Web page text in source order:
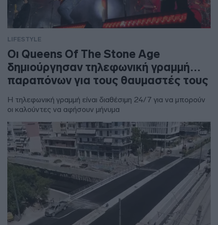
LIFESTYLE
Οι Queens Of The Stone Age
δημιούργησαν τηλεφωνική γραμμή…
παραπόνων για τους θαυμαστές τους
Η τηλεφωνική γραμμή είναι διαθέσιμη 24/7 για να μπορούν
οι καλούντες να αφήσουν μήνυμα